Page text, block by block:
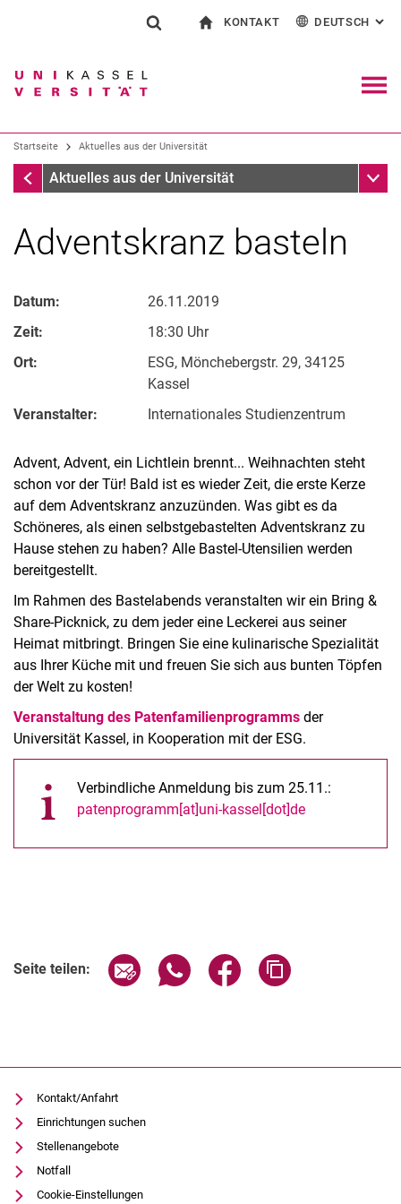
Springe direkt zu: Inhalt
Springe direkt zu: Suche
Springe direkt zu:
Suchen (öffnet externen Link in einem
KONTAKT
Kontakt für Presse und Öffentlichkeit
Einrichtungen suchen
DEUTSCH :
Startseite Aktuelles aus der Universität
Startseite
Aktuelles aus der Universität
Adventskranz basteln
Datum:
26.11.2019
Zeit:
18:30 Uhr
Ort:
ESG, Mönchebergstr. 29, 34125
Kassel
Veranstalter:
Internationales Studienzentrum
Advent, Advent, ein Lichtlein brennt... Weihnachten steht
schon vor der Tür! Bald ist es wieder Zeit, die erste Kerze
auf dem Adventskranz anzuzünden. Was gibt es da
Schöneres, als einen selbstgebastelten Adventskranz zu
Hause stehen zu haben? Alle Bastel-Utensilien werden
bereitgestellt.
Im Rahmen des Bastelabends veranstalten wir ein Bring &
Share-Picknick, zu dem jeder eine Leckerei aus seiner
Heimat mitbringt. Bringen Sie eine kulinarische Spezialität
aus Ihrer Küche mit und freuen Sie sich aus bunten Töpfen
der Welt zu kosten!
Veranstaltung des Patenfamilienprogramms der
Universität Kassel, in Kooperation mit der ESG.
Verbindliche Anmeldung bis zum 25.11.:
patenprogramm[at]uni-kassel[dot]de
Seite teilen: Seite über E-Mail teilen
Seite über WhatsApp teilen
Seite über Facebook
Kontakt/Anfahrt
Einrichtungen suchen
Stellenangebote
Notfall
Cookie-Einstellungen